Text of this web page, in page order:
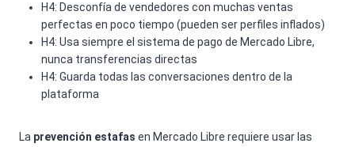
H4: Desconfía de vendedores con muchas ventas
perfectas en poco tiempo (pueden ser perfiles inflados)
H4: Usa siempre el sistema de pago de Mercado Libre,
nunca transferencias directas
H4: Guarda todas las conversaciones dentro de la
plataforma
La prevención estafas en Mercado Libre requiere usar las